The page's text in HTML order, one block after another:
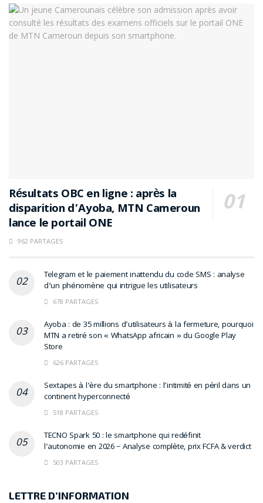
Résultats OBC en ligne : après la
disparition d’Ayoba, MTN Cameroun
lance le portail ONE
962 PARTAGES
Telegram et le paiement inattendu du code SMS : analyse
d’un phénomène qui intrigue les utilisateurs
678 PARTAGES
Ayoba : de 35 millions d’utilisateurs à la fermeture, pourquoi
MTN a retiré son « WhatsApp africain » du Google Play
Store
626 PARTAGES
Sextapes à l’ère du smartphone : l’intimité en péril dans un
continent hyperconnecté
518 PARTAGES
TECNO Spark 50 : le smartphone qui redéfinit
l’autonomie en 2026 – Analyse complète, prix FCFA & verdict
503 PARTAGES
LETTRE D’INFORMATION